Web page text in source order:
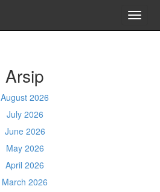
Arsip
August 2026
July 2026
June 2026
May 2026
April 2026
March 2026